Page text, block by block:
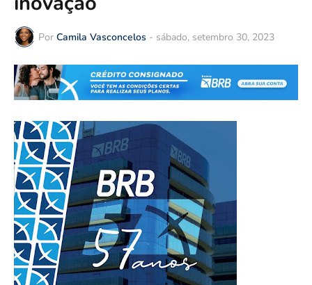
Por Camila Vasconcelos - sábado, setembro 30, 2023